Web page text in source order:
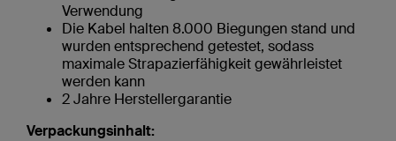
Verwendung
Die Kabel halten 8.000 Biegungen stand und
wurden entsprechend getestet, sodass
maximale Strapazierfähigkeit gewährleistet
werden kann
2 Jahre Herstellergarantie
Verpackungsinhalt: